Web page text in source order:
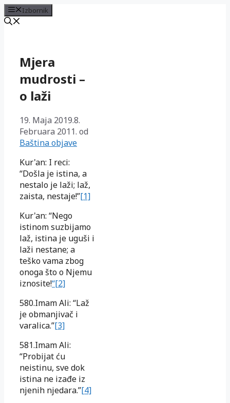
Izbornik
sadržajMjera
mudrosti –
o laži
19. Maja 2019.8.
Februara 2011. od
Baština objave
Kur'an: I reci:
“Došla je istina, a
nestalo je laži; laž,
zaista, nestaje!”[1]
Kur'an: “Nego
istinom suzbijamo
laž, istina je uguši i
laži nestane; a
teško vama zbog
onoga što o Njemu
iznosite!“[2]
580.Imam Ali: “Laž
je obmanjivač i
varalica.”[3]
581.Imam Ali:
“Probijat ću
neistinu, sve dok
istina ne izađe iz
njenih njedara.”[4]